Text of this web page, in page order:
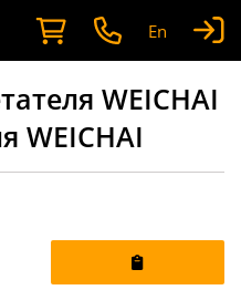
En
WEICHAI
WEICHAI